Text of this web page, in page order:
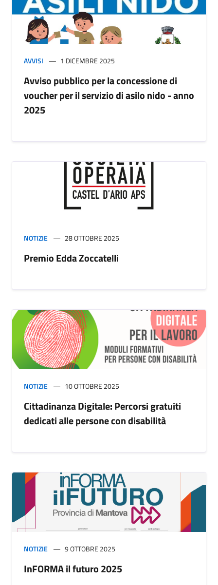
AVVISI 1 DICEMBRE 2025
Avviso pubblico per la concessione di
voucher per il servizio di asilo nido - anno
2025
NOTIZIE 28 OTTOBRE 2025
Premio Edda Zoccatelli
NOTIZIE 10 OTTOBRE 2025
Cittadinanza Digitale: Percorsi gratuiti
dedicati alle persone con disabilità
NOTIZIE 9 OTTOBRE 2025
InFORMA il futuro 2025